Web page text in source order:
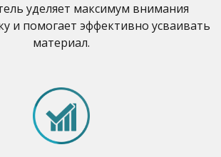
уделяет максимум внимания
и помогает эффективно усваивать
материал.